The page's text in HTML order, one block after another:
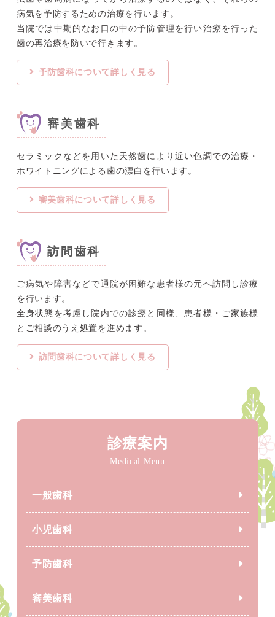
病気を予防するための治療を行います。
当院では中期的なお口の中の予防管理を行い治療を行った
歯の再治療を防いで行きます。
予防歯科について詳しく見る
審美歯科
セラミックなどを用いた天然歯により近い色調での治療・
ホワイトニングによる歯の漂白を行います。
審美歯科について詳しく見る
訪問歯科
ご病気や障害などで通院が困難な患者様の元へ訪問し診療
を行います。
全身状態を考慮し院内での診療と同様、患者様・ご家族様
とご相談のうえ処置を進めます。
訪問歯科について詳しく見る
診療案内
Medical Menu
一般歯科
小児歯科
予防歯科
審美歯科